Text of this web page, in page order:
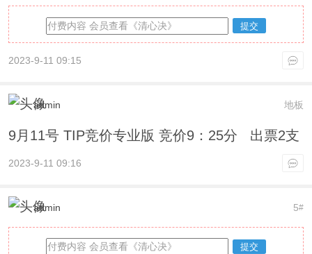
提交
2023-9-11 09:15
地板
admin
9月11号 TIP竞价专业版 竞价9：25分 出票2支
2023-9-11 09:16
5#
admin
提交